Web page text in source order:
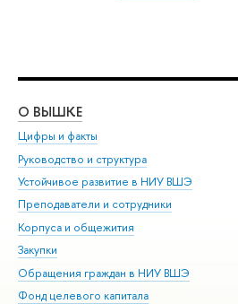
О ВЫШКЕ
Цифры и факты
Руководство и структура
Устойчивое развитие в НИУ ВШЭ
Преподаватели и сотрудники
Корпуса и общежития
Закупки
Обращения граждан в НИУ ВШЭ
Фонд целевого капитала